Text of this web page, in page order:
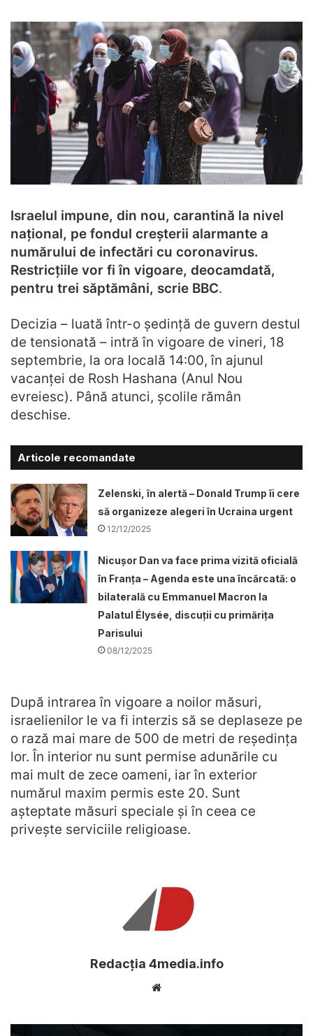
Israelul impune, din nou, carantină la nivel
național, pe fondul creșterii alarmante a
numărului de infectări cu coronavirus.
Restricțiile vor fi în vigoare, deocamdată,
pentru trei săptămâni, scrie BBC.
Decizia – luată într-o ședință de guvern destul
de tensionată – intră în vigoare de vineri, 18
septembrie, la ora locală 14:00, în ajunul
vacanței de Rosh Hashana (Anul Nou
evreiesc). Până atunci, școlile rămân
deschise.
Articole recomandate
Zelenski, în alertă – Donald Trump îi cere
să organizeze alegeri în Ucraina urgent
12/12/2025
Nicușor Dan va face prima vizită oficială
în Franța – Agenda este una încărcată: o
bilaterală cu Emmanuel Macron la
Palatul Élysée, discuții cu primărița
Parisului
08/12/2025
După intrarea în vigoare a noilor măsuri,
israelienilor le va fi interzis să se deplaseze pe
o rază mai mare de 500 de metri de reședința
lor. În interior nu sunt permise adunările cu
mai mult de zece oameni, iar în exterior
numărul maxim permis este 20. Sunt
așteptate măsuri speciale și în ceea ce
privește serviciile religioase.
Redacția 4media.info